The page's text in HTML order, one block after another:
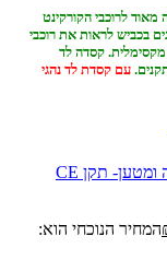
לרוכבי הקורקינט
בכביש לראות את רוכבי
קסדה לד
עם קסדת לד נהגי
המחיר הנוכחי הוא: